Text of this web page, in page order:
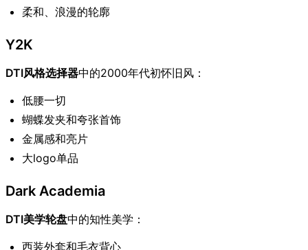
柔和、浪漫的轮廓
Y2K
DTI风格选择器中的2000年代初怀旧风：
低腰一切
蝴蝶发夹和夸张首饰
金属感和亮片
大logo单品
Dark Academia
DTI美学轮盘中的知性美学：
西装外套和毛衣背心